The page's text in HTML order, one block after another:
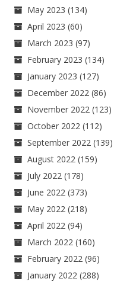
May 2023 (134)
April 2023 (60)
March 2023 (97)
February 2023 (134)
January 2023 (127)
December 2022 (86)
November 2022 (123)
October 2022 (112)
September 2022 (139)
August 2022 (159)
July 2022 (178)
June 2022 (373)
May 2022 (218)
April 2022 (94)
March 2022 (160)
February 2022 (96)
January 2022 (288)